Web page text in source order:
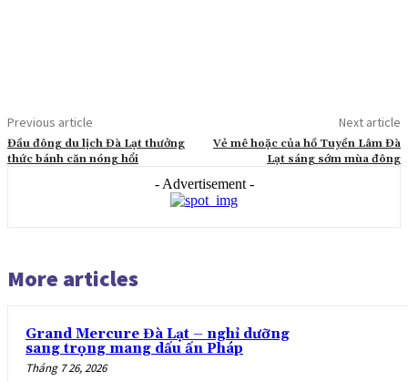
Previous article
Đầu đông du lịch Đà Lạt thưởng
thức bánh căn nóng hổi
Next article
Vẻ mê hoặc của hồ Tuyền Lâm Đà
Lạt sáng sớm mùa đông
- Advertisement -
More articles
Grand Mercure Đà Lạt – nghỉ dưỡng
sang trọng mang dấu ấn Pháp
Tháng 7 26, 2026